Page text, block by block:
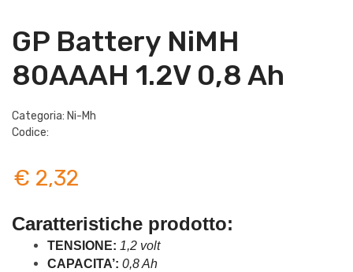
GP Battery NiMH
80AAAH 1.2V 0,8 Ah
Categoria: Ni-Mh
Codice:
€ 2,32
Caratteristiche prodotto:
TENSIONE: 1,2 volt
CAPACITA’: 0,8 Ah